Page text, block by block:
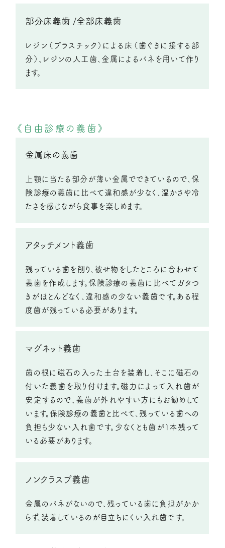
部分床義歯 /全部床義歯
レジン（プラスチック）による床（歯ぐきに接する部
分）、 レジンの人工歯、金属によるバネを用いて作り
ます。
《自由診療の義歯》
金属床の義歯
上顎に当たる部分が薄い金属でできているので、保
険診療の義歯に比べて違和感が少なく、 温かさや冷
たさを感じながら食事を楽しめます。
アタッチメント義歯
残っている歯を削り、被せ物をしたところに合わせて
義歯を作成します。保険診療の義歯に比べてガタつ
きがほとんどなく、違和感の少ない義歯です。 ある程
度歯が残っている必要があります。
マグネット義歯
歯の根に磁石の入った土台を装着し、そこに磁石の
付いた義歯を取り付けます。磁力によって入れ歯が
安定するので、 義歯が外れやすい方にもお勧めして
います。保険診療の義歯と比べて、残っている歯への
負担も少ない 入れ歯です。少なくとも歯が1本残って
いる必要があります。
ノンクラスプ義歯
金属のバネがないので、残っている歯に負担がかか
らず、 装着しているのが目立ちにくい入れ歯です。